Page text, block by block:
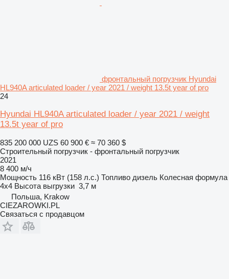
фронтальный погрузчик Hyundai
HL940A articulated loader / year 2021 / weight 13.5t year of pro
24
Hyundai HL940A articulated loader / year 2021 / weight
13.5t year of pro
835 200 000 UZS 60 900 € ≈ 70 360 $
Строительный погрузчик - фронтальный погрузчик
2021
8 400 м/ч
Мощность 116 кВт (158 л.с.) Топливо дизель Колесная формула
4x4 Высота выгрузки 3,7 м
Польша, Krakow
CIEZAROWKI.PL
Связаться с продавцом